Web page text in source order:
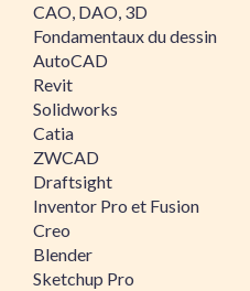
CAO, DAO, 3D
Fondamentaux du dessin
AutoCAD
Revit
Solidworks
Catia
ZWCAD
Draftsight
Inventor Pro et Fusion
Creo
Blender
Sketchup Pro